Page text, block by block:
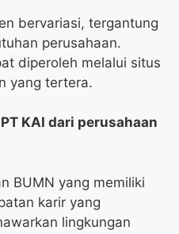
bervariasi, tergantung
perusahaan.
diperoleh melalui situs
yang tertera.
KAI dari perusahaan
BUMN yang memiliki
karir yang
lingkungan